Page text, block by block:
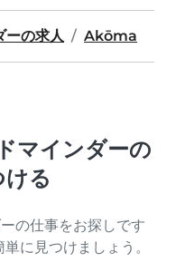
ーの求人 Akōma
マインダーの
る
の仕事をお探しです
に見つけましょう。